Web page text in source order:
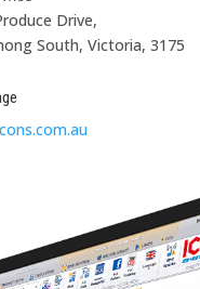
Drive,
South, Victoria, 3175